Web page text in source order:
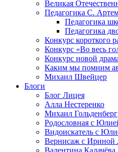
Великая
Педагогика С.
Педагогика
Педагогика
Конкурс короткого
Конкурс «Во весь
Конкурс новой
Каким мы помним
Михаил Швейцер
Блоги
Блог Лицея
Алла Нестеренко
Михаил Гольденберг
Родословная с
Видоискатель с
Вернисаж с Ириной